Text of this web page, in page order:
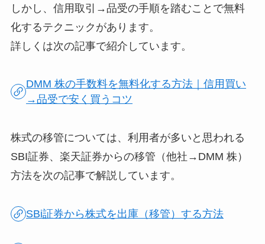
しかし、信用取引→品受の手順を踏むことで無料
化するテクニックがあります。
詳しくは次の記事で紹介しています。
DMM 株の手数料を無料化する方法｜信用買い
→品受で安く買うコツ
株式の移管については、利用者が多いと思われる
SBI証券、楽天証券からの移管（他社→DMM 株）
方法を次の記事で解説しています。
SBi証券から株式を出庫（移管）する方法